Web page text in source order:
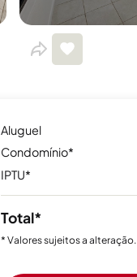
Aluguel
Condomínio*
IPTU*
Total*
* Valores sujeitos a alteração.